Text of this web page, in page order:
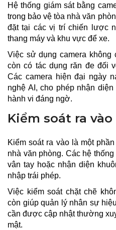
Hệ thống giám sát bằng
trong bảo vệ tòa nhà văn
đặt tại các vị trí chiến lược
thang máy và khu vực để xe.
Việc sử dụng camera
còn có tác dụng răn đe đối
Các camera hiện đại ngày
nghệ AI, cho phép nhận
hành vi đáng ngờ.
Kiểm soát ra
Kiểm soát ra vào là một
nhà văn phòng. Các hệ
vân tay hoặc nhận diện
nhập trái phép.
Việc kiểm soát chặt chẽ
còn giúp quản lý nhân sự
cần được cập nhật thường
mật.